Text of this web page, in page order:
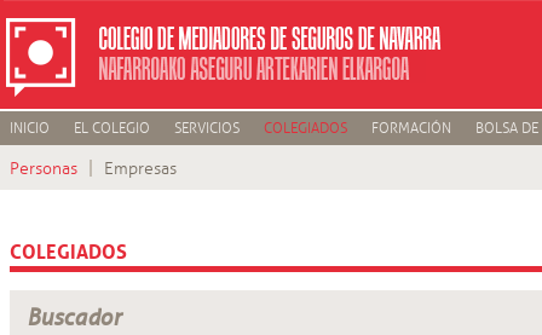
INICIO EL COLEGIO SERVICIOS COLEGIADOS FORMACIÓN BOLSA
Personas Empresas
COLEGIADOS
Buscador